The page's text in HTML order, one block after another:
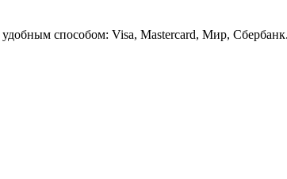
удобным способом: Visa, Mastercard, Мир,